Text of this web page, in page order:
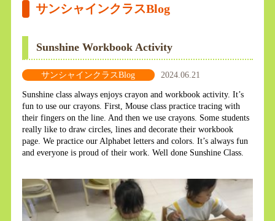
サンシャインクラスBlog
Sunshine Workbook Activity
サンシャインクラスBlog 2024.06.21
Sunshine class always enjoys crayon and workbook activity. It’s
fun to use our crayons. First, Mouse class practice tracing with
their fingers on the line. And then we use crayons. Some students
really like to draw circles, lines and decorate their workbook
page. We practice our Alphabet letters and colors. It’s always fun
and everyone is proud of their work. Well done Sunshine Class.